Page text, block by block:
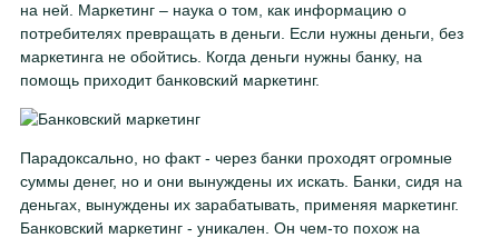
на ней. Маркетинг – наука о том, как информацию о
потребителях превращать в деньги. Если нужны деньги, без
маркетинга не обойтись. Когда деньги нужны банку, на
помощь приходит банковский маркетинг.
Парадоксально, но факт - через банки проходят огромные
суммы денег, но и они вынуждены их искать. Банки, сидя на
деньгах, вынуждены их зарабатывать, применяя маркетинг.
Банковский маркетинг - уникален. Он чем-то похож на